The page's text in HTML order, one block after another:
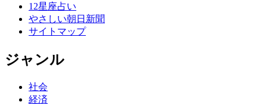
12星座占い
やさしい朝日新聞
サイトマップ
ジャンル
社会
経済